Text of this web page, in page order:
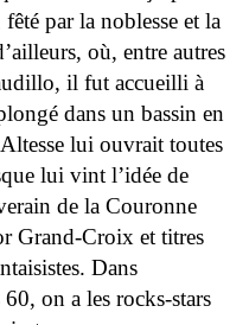
par la noblesse et la
où, entre autres
il fut accueilli à
dans un bassin en
lui ouvrait toutes
lui vint l’idée de
de la Couronne
Grand-Croix et titres
Dans
60, on a les rocks-stars